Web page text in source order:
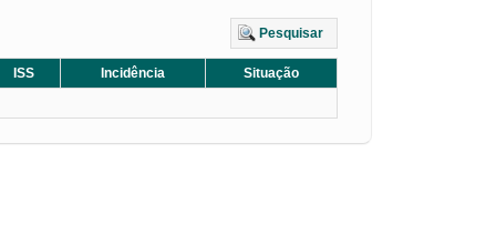
Pesquisar
ISS Incidência
Situação